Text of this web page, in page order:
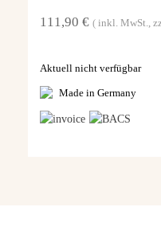
111,90 € inkl. MwSt.
Aktuell nicht verfügbar
Made in Germany